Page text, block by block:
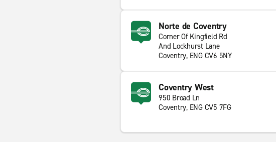
Norte de Coventry
Corner Of Kingfield Rd
And Lockhurst Lane
Coventry, ENG CV6 5NY
Coventry West
950 Broad Ln
Coventry, ENG CV5 7FG